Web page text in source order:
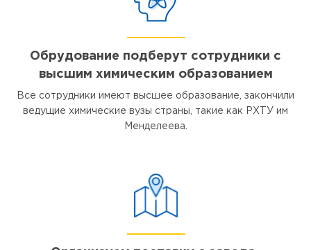
Обрудование подберут сотрудники с
высшим химическим образованием
Все сотрудники имеют высшее образование, закончили
ведущие химические вузы страны, такие как РХТУ им
Менделеева.